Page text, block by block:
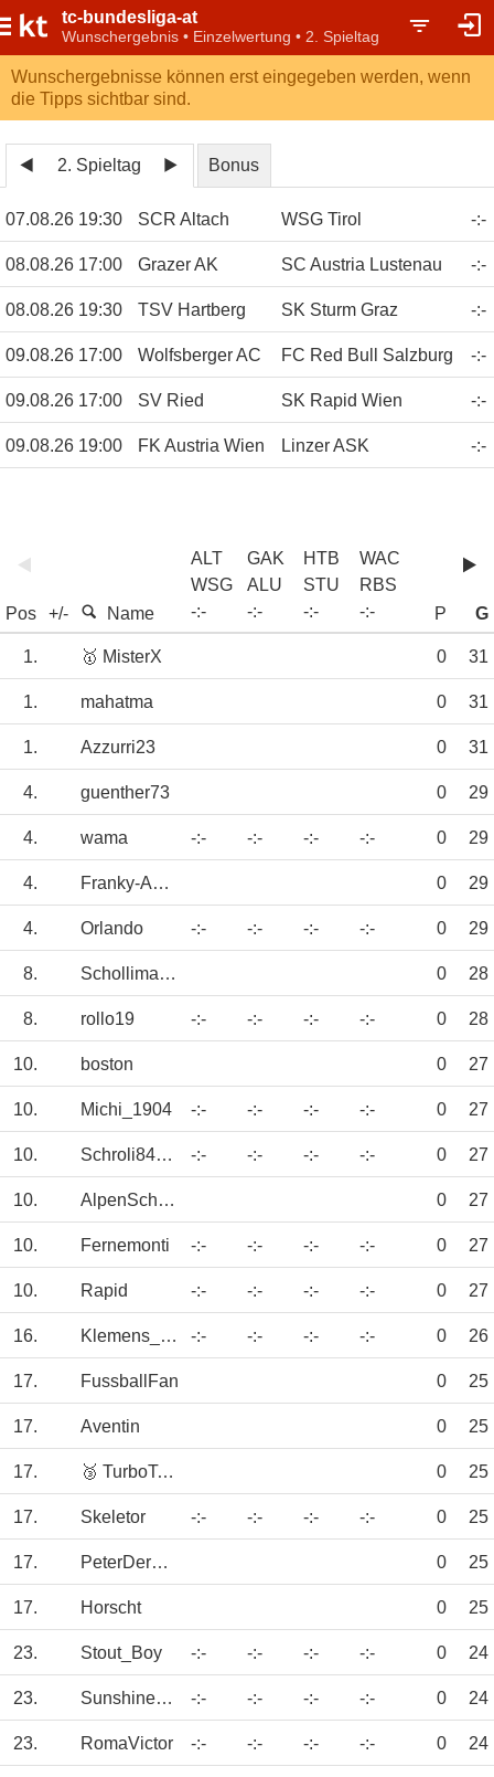
tc-bundesliga-at
Wunschergebnis • Einzelwertung • 2. Spieltag
Wunschergebnisse können erst eingegeben werden, wenn
die Tipps sichtbar sind.
2. Spieltag Bonus
07.08.26 19:30 SCR Altach WSG Tirol -:-
08.08.26 17:00 Grazer AK SC Austria Lustenau -:-
08.08.26 19:30 TSV Hartberg SK Sturm Graz -:-
09.08.26 17:00 Wolfsberger AC FC Red Bull Salzburg -:-
09.08.26 17:00 SV Ried SK Rapid Wien -:-
09.08.26 19:00 FK Austria Wien Linzer ASK -:-
Pos +/- Name
ALT
WSG
-:-
GAK
ALU
-:-
HTB
STU
-:-
WAC
RBS
-:- P G
1. 🥇 MisterX 0 31
1. mahatma 0 31
1. Azzurri23 0 31
4. guenther73 0 29
4. wama -:- -:- -:- -:- 0 29
4. Franky-AUSTRIA 0 29
4. Orlando -:- -:- -:- -:- 0 29
8. Schollimat10 0 28
8. rollo19 -:- -:- -:- -:- 0 28
10. boston 0 27
10. Michi_1904 -:- -:- -:- -:- 0 27
10. Schroli84aTraby -:- -:- -:- -:- 0 27
10. AlpenSchalker 0 27
10. Fernemonti -:- -:- -:- -:- 0 27
10. Rapid -:- -:- -:- -:- 0 27
16. Klemens_2007 -:- -:- -:- -:- 0 26
17. FussballFan 0 25
17. Aventin 0 25
17. 🥉 TurboTommy 0 25
17. Skeletor -:- -:- -:- -:- 0 25
17. PeterDerGroße 0 25
17. Horscht 0 25
23. Stout_Boy -:- -:- -:- -:- 0 24
23. SunshineOnLeith -:- -:- -:- -:- 0 24
23. RomaVictor -:- -:- -:- -:- 0 24